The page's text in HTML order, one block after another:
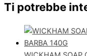
Ti potrebbe